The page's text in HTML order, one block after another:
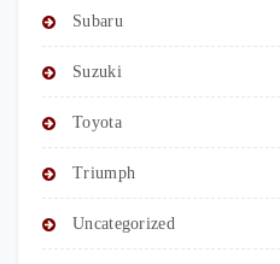
Subaru
Suzuki
Toyota
Triumph
Uncategorized